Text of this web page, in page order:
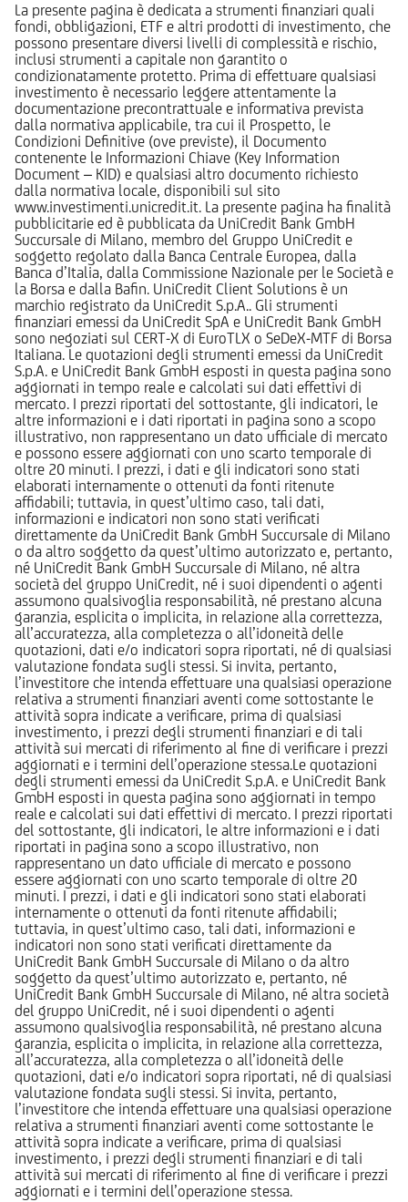
La presente pagina è dedicata a strumenti finanziari quali
fondi, obbligazioni, ETF e altri prodotti di investimento, che
possono presentare diversi livelli di complessità e rischio,
inclusi strumenti a capitale non garantito o
condizionatamente protetto. Prima di effettuare qualsiasi
investimento è necessario leggere attentamente la
documentazione precontrattuale e informativa prevista
dalla normativa applicabile, tra cui il Prospetto, le
Condizioni Definitive (ove previste), il Documento
contenente le Informazioni Chiave (Key Information
Document – KID) e qualsiasi altro documento richiesto
dalla normativa locale, disponibili sul sito
www.investimenti.unicredit.it. La presente pagina ha finalità
pubblicitarie ed è pubblicata da UniCredit Bank GmbH
Succursale di Milano, membro del Gruppo UniCredit e
soggetto regolato dalla Banca Centrale Europea, dalla
Banca d’Italia, dalla Commissione Nazionale per le Società e
la Borsa e dalla Bafin. UniCredit Client Solutions è un
marchio registrato da UniCredit S.p.A.. Gli strumenti
finanziari emessi da UniCredit SpA e UniCredit Bank GmbH
sono negoziati sul CERT-X di EuroTLX o SeDeX-MTF di Borsa
Italiana. Le quotazioni degli strumenti emessi da UniCredit
S.p.A. e UniCredit Bank GmbH esposti in questa pagina sono
aggiornati in tempo reale e calcolati sui dati effettivi di
mercato. I prezzi riportati del sottostante, gli indicatori, le
altre informazioni e i dati riportati in pagina sono a scopo
illustrativo, non rappresentano un dato ufficiale di mercato
e possono essere aggiornati con uno scarto temporale di
oltre 20 minuti. I prezzi, i dati e gli indicatori sono stati
elaborati internamente o ottenuti da fonti ritenute
affidabili; tuttavia, in quest’ultimo caso, tali dati,
informazioni e indicatori non sono stati verificati
direttamente da UniCredit Bank GmbH Succursale di Milano
o da altro soggetto da quest’ultimo autorizzato e, pertanto,
né UniCredit Bank GmbH Succursale di Milano, né altra
società del gruppo UniCredit, né i suoi dipendenti o agenti
assumono qualsivoglia responsabilità, né prestano alcuna
garanzia, esplicita o implicita, in relazione alla correttezza,
all’accuratezza, alla completezza o all’idoneità delle
quotazioni, dati e/o indicatori sopra riportati, né di qualsiasi
valutazione fondata sugli stessi. Si invita, pertanto,
l’investitore che intenda effettuare una qualsiasi operazione
relativa a strumenti finanziari aventi come sottostante le
attività sopra indicate a verificare, prima di qualsiasi
investimento, i prezzi degli strumenti finanziari e di tali
attività sui mercati di riferimento al fine di verificare i prezzi
aggiornati e i termini dell’operazione stessa.Le quotazioni
degli strumenti emessi da UniCredit S.p.A. e UniCredit Bank
GmbH esposti in questa pagina sono aggiornati in tempo
reale e calcolati sui dati effettivi di mercato. I prezzi riportati
del sottostante, gli indicatori, le altre informazioni e i dati
riportati in pagina sono a scopo illustrativo, non
rappresentano un dato ufficiale di mercato e possono
essere aggiornati con uno scarto temporale di oltre 20
minuti. I prezzi, i dati e gli indicatori sono stati elaborati
internamente o ottenuti da fonti ritenute affidabili;
tuttavia, in quest’ultimo caso, tali dati, informazioni e
indicatori non sono stati verificati direttamente da
UniCredit Bank GmbH Succursale di Milano o da altro
soggetto da quest’ultimo autorizzato e, pertanto, né
UniCredit Bank GmbH Succursale di Milano, né altra società
del gruppo UniCredit, né i suoi dipendenti o agenti
assumono qualsivoglia responsabilità, né prestano alcuna
garanzia, esplicita o implicita, in relazione alla correttezza,
all’accuratezza, alla completezza o all’idoneità delle
quotazioni, dati e/o indicatori sopra riportati, né di qualsiasi
valutazione fondata sugli stessi. Si invita, pertanto,
l’investitore che intenda effettuare una qualsiasi operazione
relativa a strumenti finanziari aventi come sottostante le
attività sopra indicate a verificare, prima di qualsiasi
investimento, i prezzi degli strumenti finanziari e di tali
attività sui mercati di riferimento al fine di verificare i prezzi
aggiornati e i termini dell’operazione stessa.